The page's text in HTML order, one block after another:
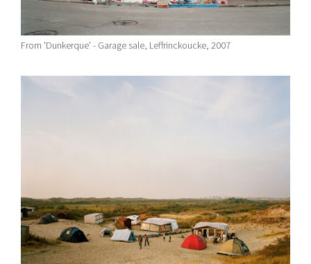
From 'Dunkerque' - Garage sale, Leffrinckoucke, 2007